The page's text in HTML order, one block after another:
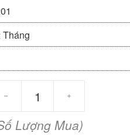
Tháng
Lượng Mua)